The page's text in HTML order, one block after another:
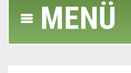
MENÜ